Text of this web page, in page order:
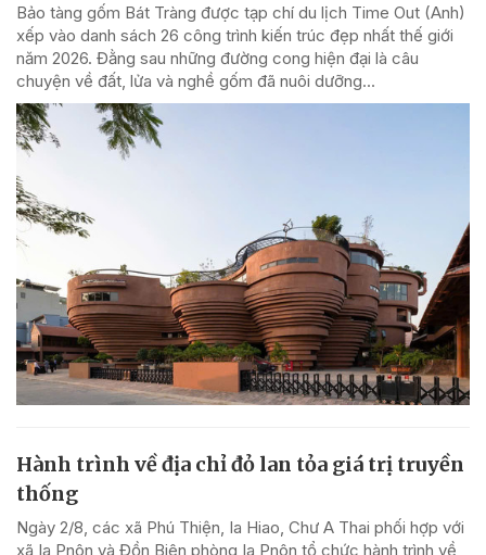
Bảo tàng gốm Bát Tràng được tạp chí du lịch Time Out (Anh)
xếp vào danh sách 26 công trình kiến trúc đẹp nhất thế giới
năm 2026. Đằng sau những đường cong hiện đại là câu
chuyện về đất, lửa và nghề gốm đã nuôi dưỡng...
Hành trình về địa chỉ đỏ lan tỏa giá trị truyền
thống
Ngày 2/8, các xã Phú Thiện, Ia Hiao, Chư A Thai phối hợp với
xã Ia Pnôn và Đồn Biên phòng Ia Pnôn tổ chức hành trình về